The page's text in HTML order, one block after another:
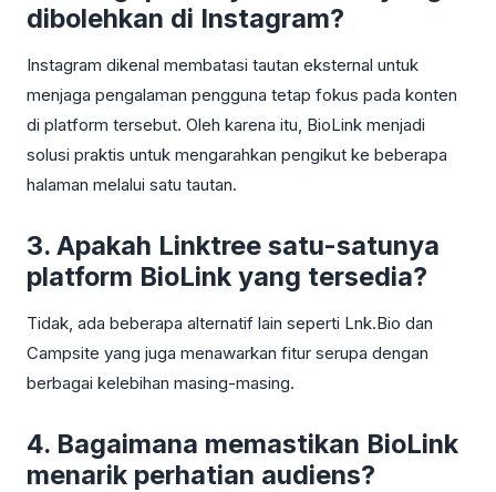
dibolehkan di Instagram?
Instagram dikenal membatasi tautan eksternal untuk
menjaga pengalaman pengguna tetap fokus pada konten
di platform tersebut. Oleh karena itu, BioLink menjadi
solusi praktis untuk mengarahkan pengikut ke beberapa
halaman melalui satu tautan.
3. Apakah Linktree satu-satunya
platform BioLink yang tersedia?
Tidak, ada beberapa alternatif lain seperti Lnk.Bio dan
Campsite yang juga menawarkan fitur serupa dengan
berbagai kelebihan masing-masing.
4. Bagaimana memastikan BioLink
menarik perhatian audiens?